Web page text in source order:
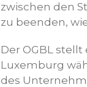
zwischen den
zu beenden,
Der OGBL
Luxemburg
des